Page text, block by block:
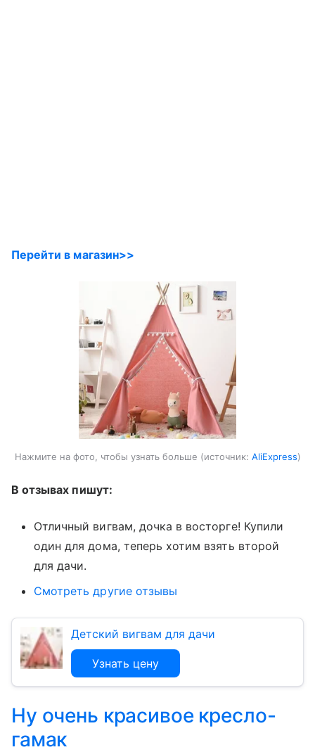
Перейти в магазин>>
Нажмите на фото, чтобы узнать больше источник: AliExpress
В отзывах пишут:
Отличный вигвам, дочка в восторге! Купили
один для дома, теперь хотим взять второй
для дачи.
Смотреть другие отзывы
Детский вигвам для дачи
Узнать цену
Ну очень красивое кресло-
гамак